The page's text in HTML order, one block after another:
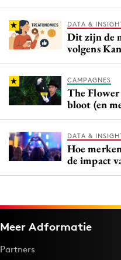
DATA &
Dit zijn de
volgens
CAMPAGNES
The
bloot (en
DATA &
Hoe
de impact
Meer Adformatie
Partners